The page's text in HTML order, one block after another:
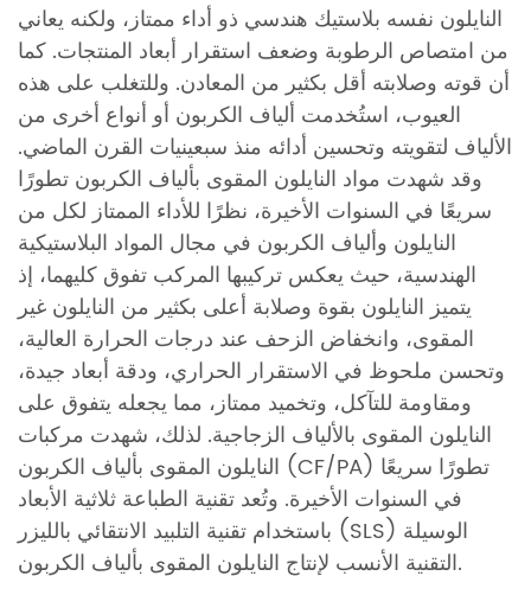
النايلون نفسه بلاستيك هندسي ذو أداء ممتاز، ولكنه يعاني
من امتصاص الرطوبة وضعف استقرار أبعاد المنتجات. كما
أن قوته وصلابته أقل بكثير من المعادن. وللتغلب على هذه
العيوب، استُخدمت ألياف الكربون أو أنواع أخرى من
الألياف لتقويته وتحسين أدائه منذ سبعينيات القرن الماضي.
وقد شهدت مواد النايلون المقوى بألياف الكربون تطورًا
سريعًا في السنوات الأخيرة، نظرًا للأداء الممتاز لكل من
النايلون وألياف الكربون في مجال المواد البلاستيكية
الهندسية، حيث يعكس تركيبها المركب تفوق كليهما، إذ
يتميز النايلون بقوة وصلابة أعلى بكثير من النايلون غير
المقوى، وانخفاض الزحف عند درجات الحرارة العالية،
وتحسن ملحوظ في الاستقرار الحراري، ودقة أبعاد جيدة،
ومقاومة للتآكل، وتخميد ممتاز، مما يجعله يتفوق على
النايلون المقوى بالألياف الزجاجية. لذلك، شهدت مركبات
النايلون المقوى بألياف الكربون (CF/PA) تطورًا سريعًا
في السنوات الأخيرة. وتُعد تقنية الطباعة ثلاثية الأبعاد
باستخدام تقنية التلبيد الانتقائي بالليزر (SLS) الوسيلة
التقنية الأنسب لإنتاج النايلون المقوى بألياف الكربون.